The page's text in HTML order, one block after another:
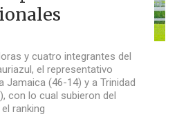
y cuatro integrantes del
el representativo
Jamaica (46-14) y a Trinidad
con lo cual subieron del
ranking